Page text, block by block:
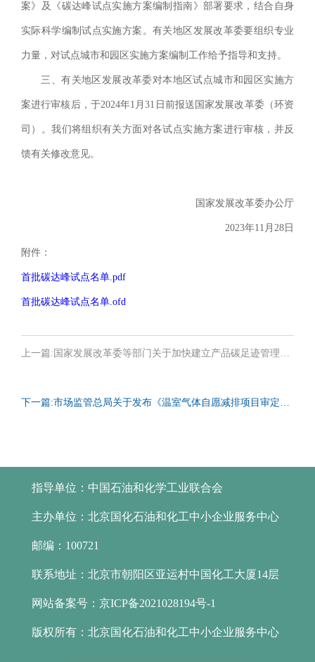
案》及《碳达峰试点实施方案编制指南》部署要求，结合自身
实际科学编制试点实施方案。有关地区发展改革委要组织专业
力量，对试点城市和园区实施方案编制工作给予指导和支持。
三、有关地区发展改革委对本地区试点城市和园区实施方
案进行审核后，于2024年1月31日前报送国家发展改革委（环资
司）。我们将组织有关方面对各试点实施方案进行审核，并反
馈有关修改意见。
国家发展改革委办公厅
2023年11月28日
附件：
首批碳达峰试点名单.pdf
首批碳达峰试点名单.ofd
上一篇: 国家发展改革委等部门关于加快建立产品碳足迹管理体系的意见
下一篇:市场监管总局关于发布《温室气体自愿减排项目审定与减排量核查实施规则》的公告
指导单位： 中国石油和化学工业联合会
主办单位： 北京国化石油和化工中小企业服务中心
邮编： 100721
联系地址： 北京市朝阳区亚运村中国化工大厦14层
网站备案号： 京ICP备2021028194号-1
版权所有： 北京国化石油和化工中小企业服务中心